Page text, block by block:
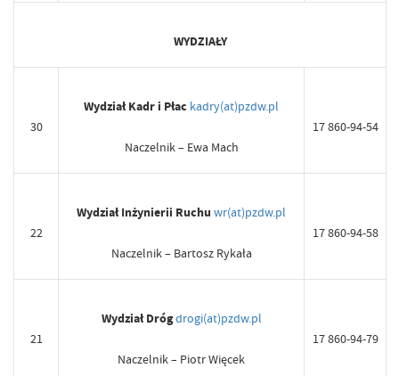
WYDZIAŁY
30
Wydział Kadr i Płac kadry(at)pzdw.pl
Naczelnik – Ewa Mach
17 860-94-54
22
Wydział Inżynierii Ruchu wr(at)pzdw.pl
Naczelnik – Bartosz Rykała
17 860-94-58
21
Wydział Drógdrogi(at)pzdw.pl
Naczelnik – Piotr Więcek
17 860-94-79